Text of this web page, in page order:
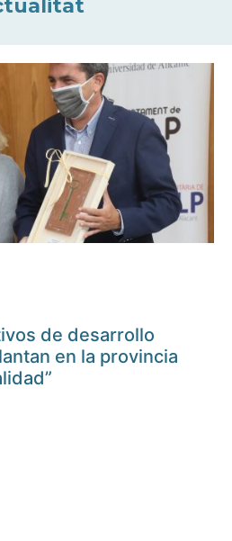
de desarrollo
en la provincia